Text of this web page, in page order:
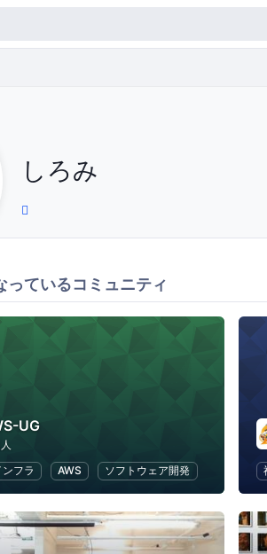
しろみ
っているコミュニティ
UG
ンフラ AWS ソフトウェア開発